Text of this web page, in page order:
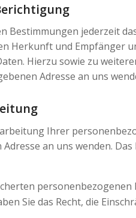
Bestimmungen jederzeit
Herkunft und Empfänger
Hierzu sowie zu
Adresse an uns
Ihrer
an uns wenden.
Sie das Recht, die